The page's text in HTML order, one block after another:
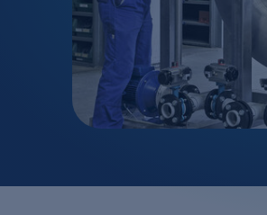
Kosmetik /
Lebensmittel /
Metall- /
Flotation